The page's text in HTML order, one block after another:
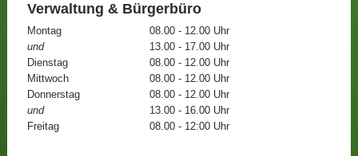
Verwaltung & Bürgerbüro
Montag
08.00 - 12.00 Uhr
und
13.00 - 17.00 Uhr
Dienstag
08.00 - 12.00 Uhr
Mittwoch
08.00 - 12.00 Uhr
Donnerstag
08.00 - 12.00 Uhr
und
13.00 - 16.00 Uhr
Freitag
08.00 - 12:00 Uhr